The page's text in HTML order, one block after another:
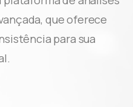
que oferece
para sua